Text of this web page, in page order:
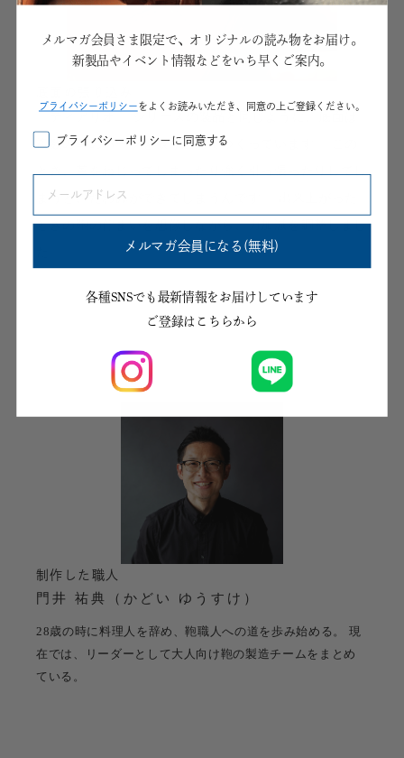
複数の革のパーツを張り込んでつくっています。 この
とき、革をねじってしまったり強く引っ張ったりしてし
まうと、たわみができてしまうんです。 出来上がった
ときの鞄の佇まいを想像しながら、力加減を調整しまし
制作した職人
門井 祐典（かどい ゆうすけ）
28歳の時に料理人を辞め、鞄職人への道を歩み始める。 現
在では、リーダーとして大人向け鞄の製造チームをまとめ
ている。
メルマガ会員さま限定で、オリジナルの読み物をお届け。
新製品やイベント情報などをいち早くご案内。
プライパシーポリシーをよくお読みいただき、同意の上ご登録ください。
プライバシーポリシーに同意する
メルマガ会員になる(無料)
各種SNSでも最新情報をお届けしています
ご登録はこちらから